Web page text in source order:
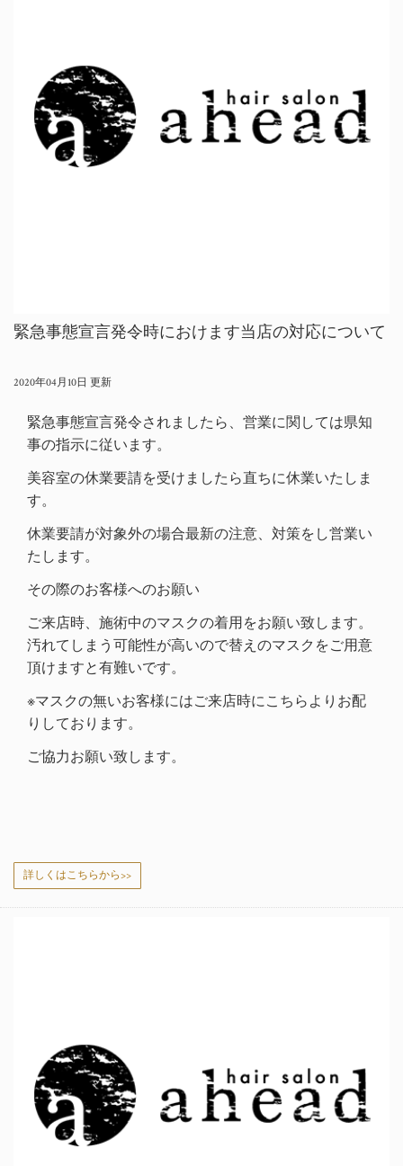
緊急事態宣言発令時におけます当店の対応について
2020年04月10日 更新
緊急事態宣言発令されましたら、営業に関しては県知
事の指示に従います。
美容室の休業要請を受けましたら直ちに休業いたしま
す。
休業要請が対象外の場合最新の注意、対策をし営業い
たします。
その際のお客様へのお願い
ご来店時、施術中のマスクの着用をお願い致します。
汚れてしまう可能性が高いので替えのマスクをご用意
頂けますと有難いです。
※マスクの無いお客様にはご来店時にこちらよりお配
りしております。
ご協力お願い致します。
詳しくはこちらから>>